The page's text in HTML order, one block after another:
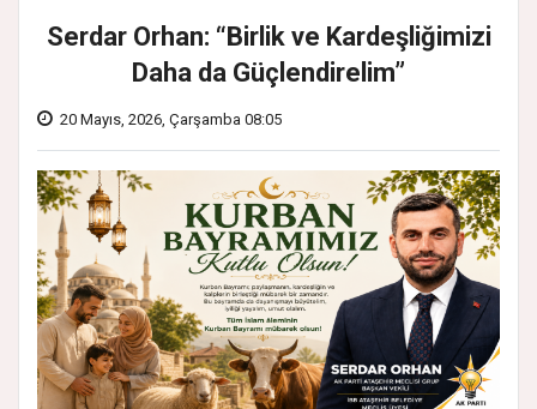
Serdar Orhan: “Birlik ve Kardeşliğimizi
Daha da Güçlendirelim”
20 Mayıs, 2026, Çarşamba 08:05